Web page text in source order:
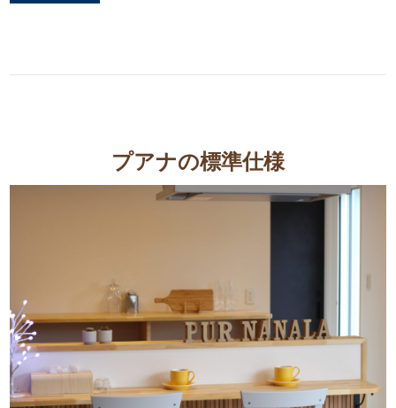
プアナの標準仕様